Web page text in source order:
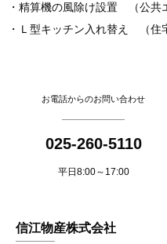
・精算機の風除け設置 （公共
・Ｌ型キッチン入れ替え （住
お電話からのお問い合わせ
025-260-5110
平日8:00～17:00
信江物産株式会社